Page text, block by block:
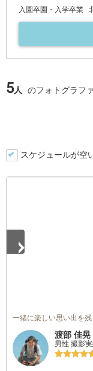
入園卒園・入学卒業
5人 のフォトグラフ
スケジュールが空
一緒に楽しい思い出を残
渡部 佳晃
男性 撮影